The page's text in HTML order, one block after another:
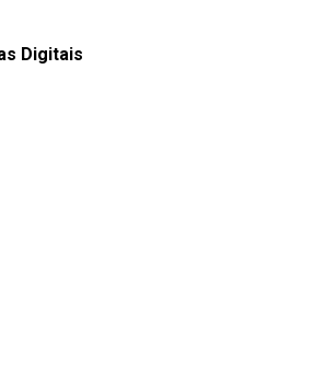
de
Digitais